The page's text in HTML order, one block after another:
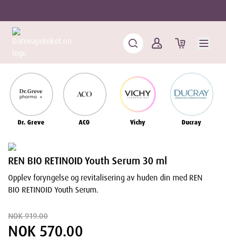
Dr. Greve ACO Vichy Ducray
REN BIO RETINOID Youth Serum 30 ml
Opplev foryngelse og revitalisering av huden din med REN
BIO RETINOID Youth Serum.
NOK 919.00
NOK 570.00